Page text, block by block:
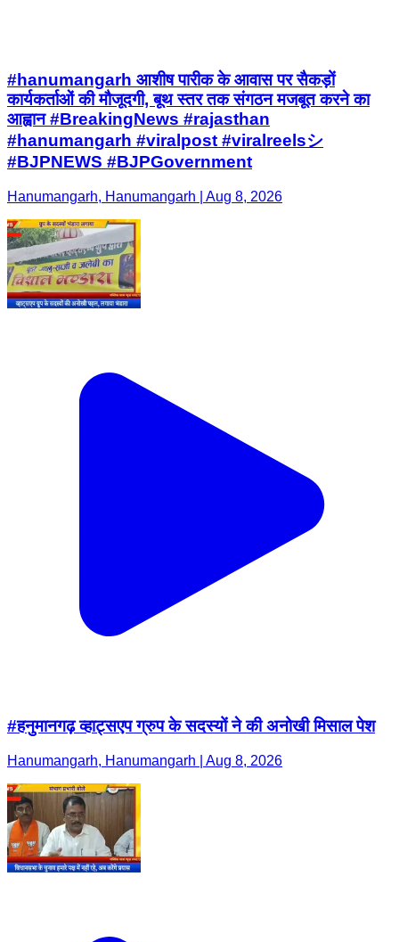
#hanumangarh आशीष पारीक के आवास पर सैकड़ों
कार्यकर्ताओं की मौजूदगी, बूथ स्तर तक संगठन मजबूत करने का
आह्वान #BreakingNews #rajasthan
#hanumangarh #viralpost #viralreelsシ
#BJPNEWS #BJPGovernment
Hanumangarh, Hanumangarh | Aug 8, 2026
#हनुमानगढ़ व्हाट्सएप ग्रुप के सदस्यों ने की अनोखी मिसाल पेश
Hanumangarh, Hanumangarh | Aug 8, 2026